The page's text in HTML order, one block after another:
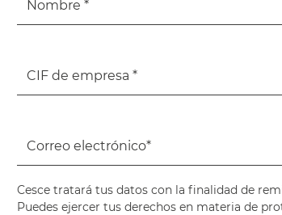
Cesce tratará tus datos con la finalidad de
Puedes ejercer tus derechos en materia de